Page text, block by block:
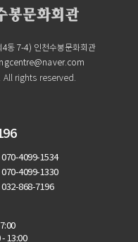
동 7-4) 인천수봉문화회관
All rights reserved.
070-4099-1534
070-4099-1330
032-868-7196
13:00